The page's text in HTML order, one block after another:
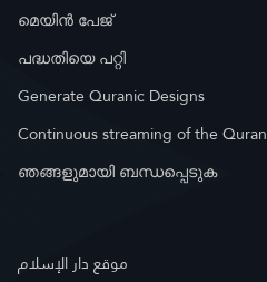
മെയിൻ പേജ്
പദ്ധതിയെ പറ്റി
Generate Quranic Designs
Continuous streaming of the Quran
ഞങ്ങളുമായി ബന്ധപ്പെടുക
موقع دار الإسلام